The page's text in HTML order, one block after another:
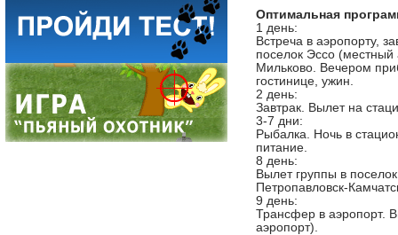
Оптимальная
1 день:
Встреча в аэропорту,
поселок Эссо (местный
Мильково. Вечером
гостинице, ужин.
2 день:
Завтрак. Вылет на
3-7 дни:
Рыбалка. Ночь в
питание.
8 день:
Вылет группы в
Петропавловск-
9 день:
Трансфер в аэропорт.
аэропорт).